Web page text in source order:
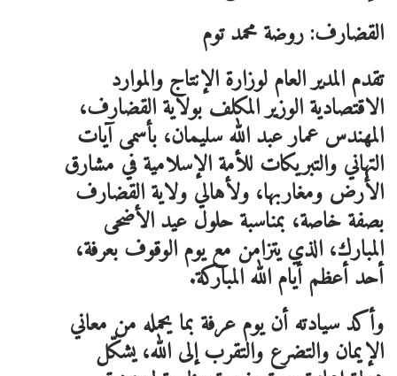
القضارف: روضة محمد توم
تقدم المدير العام لوزارة الإنتاج والموارد
الاقتصادية الوزير المكلف بولاية القضارف،
المهندس عمار عبد الله سليمان، بأسمى آيات
التهاني والتبريكات للأمة الإسلامية في مشارق
الأرض ومغاربها، ولأهالي ولاية القضارف
بصفة خاصة، بمناسبة حلول عيد الأضحى
المبارك، الذي يتزامن مع يوم الوقوف بعرفة،
أحد أعظم أيام الله المباركة.
وأكد سيادته أن يوم عرفة بما يحمله من معاني
الإيمان والتضرع والتقرب إلى الله، يشكّل